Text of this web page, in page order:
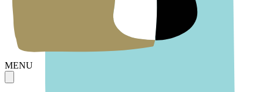
MENU